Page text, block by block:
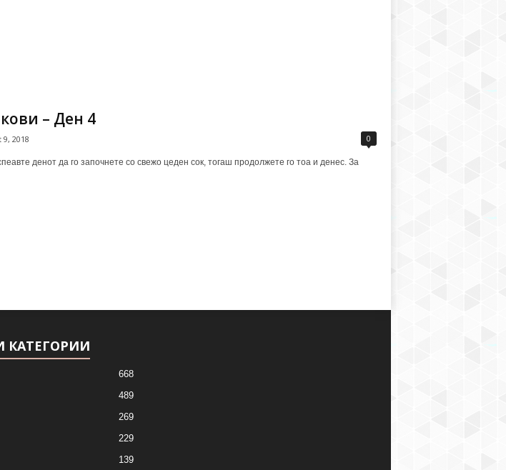
– Ден 4
9, 2018 0
денот да го започнете со свежо цеден сок, тогаш продолжете го тоа и денес. За
КАТЕГОРИИ
668
489
269
229
139